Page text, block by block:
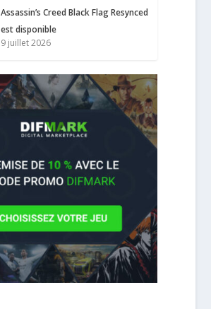
Assassin’s Creed Black Flag Resynced
est disponible
9 juillet 2026